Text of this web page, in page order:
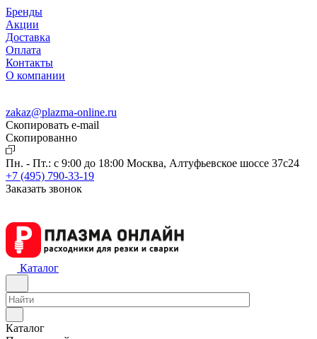
Бренды
Акции
Доставка
Оплата
Контакты
О компании
zakaz@plazma-online.ru
Скопировать e-mail
Cкопированно
Пн. - Пт.: с 9:00 до 18:00 Москва, Алтуфьевское шоссе 37с24
+7 (495) 790-33-19
Заказать звонок
Каталог
Каталог